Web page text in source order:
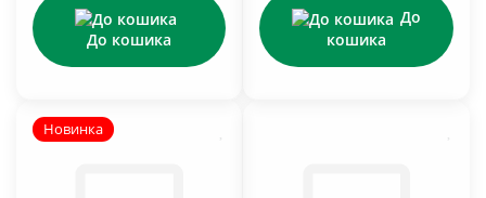
До кошика
До
кошика
Новинка